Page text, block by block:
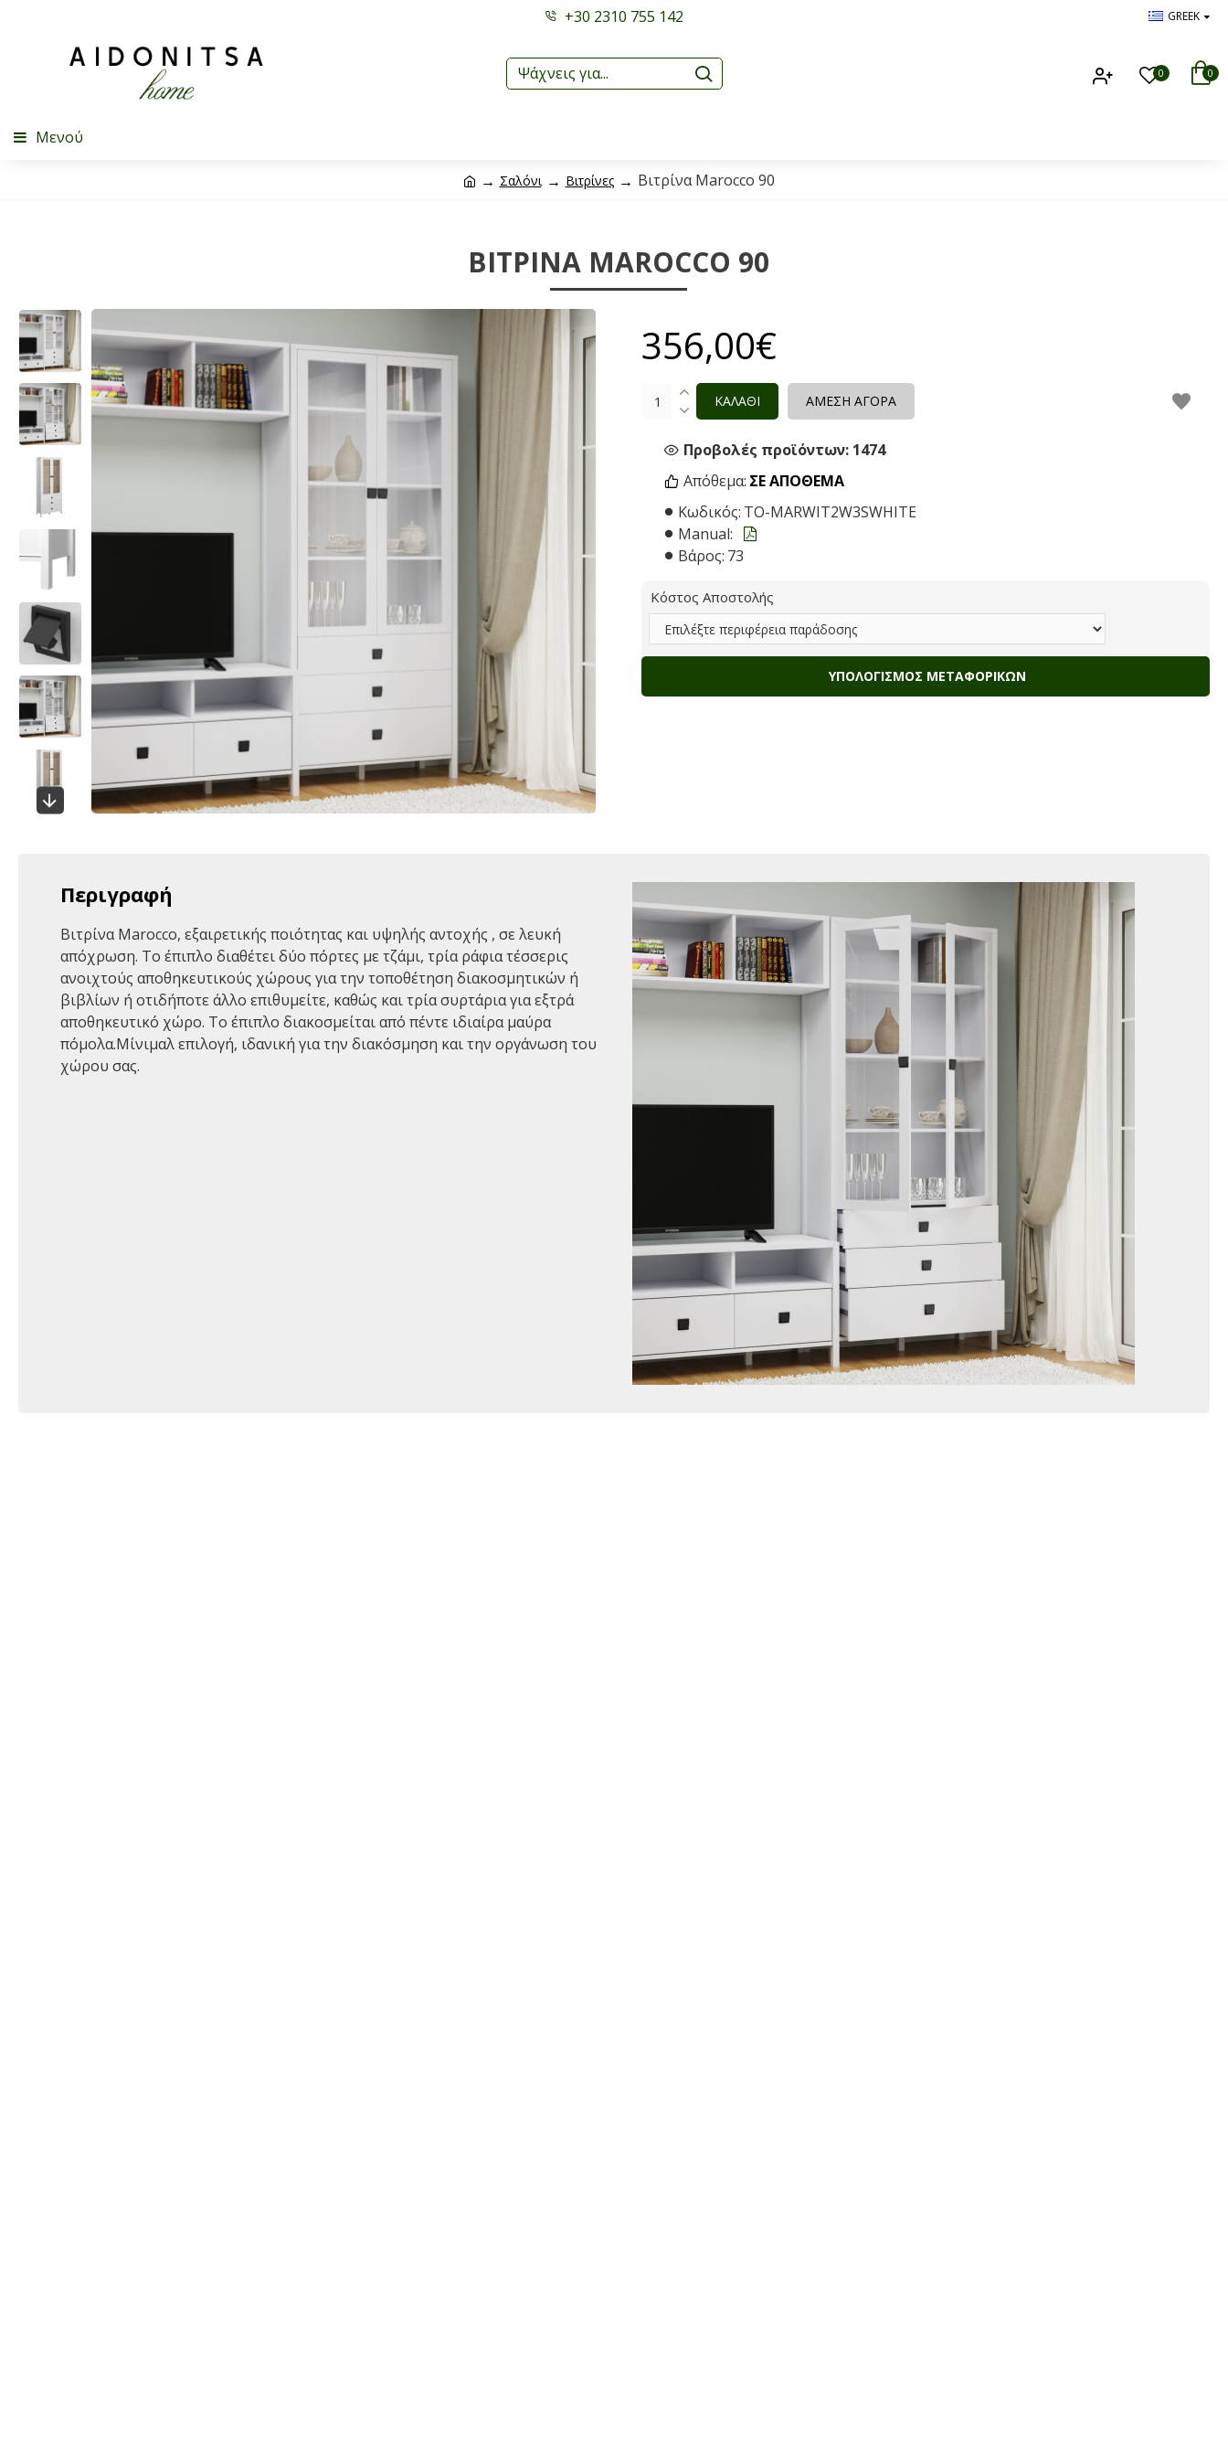
+30 2310 755 142 GREEK
0 0
Μενού
Σαλόνι Βιτρίνες Βιτρίνα Marocco 90
ΒΙΤΡΊΝΑ MAROCCO 90
Απόθεμα: ΣΕ ΑΠΌΘΕΜΑ
Κωδικός: TO-MARWIT2W3SWHITE
Manual:
Βάρος: 73
Προβολές προϊόντων: 1474
356,00€
ΚΑΛΑΘΙ ΑΜΕΣΗ ΑΓΟΡΑ
Κόστος Αποστολής
ΥΠΟΛΟΓΙΣΜΌΣ ΜΕΤΑΦΟΡΙΚΏΝ
Περιγραφή
Βιτρίνα Marocco, εξαιρετικής ποιότητας και υψηλής αντοχής , σε λευκή
απόχρωση. Το έπιπλο διαθέτει δύο πόρτες με τζάμι, τρία ράφια τέσσερις
ανοιχτούς αποθηκευτικούς χώρους για την τοποθέτηση διακοσμητικών ή
βιβλίων ή οτιδήποτε άλλο επιθυμείτε, καθώς και τρία συρτάρια για εξτρά
αποθηκευτικό χώρο. Το έπιπλο διακοσμείται από πέντε ιδιαίρα μαύρα
πόμολα.Μίνιμαλ επιλογή, ιδανική για την διακόσμηση και την οργάνωση του
χώρου σας.